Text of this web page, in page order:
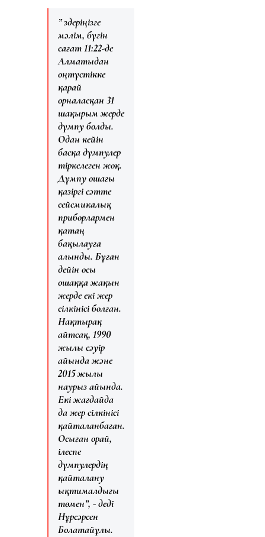
” Өздеріңізге
мәлім, бүгін
сағат 11:22-де
Алматыдан
оңтүстікке
қарай
орналасқан 31
шақырым жерде
дүмпу болды.
Одан кейін
басқа дүмпулер
тіркелеген жоқ.
Дүмпу ошағы
қазіргі сәтте
сейсмикалық
приборлармен
қатаң
бақылауға
алынды. Бұған
дейін осы
ошаққа жақын
жерде екі жер
сілкінісі болған.
Нақтырақ
айтсақ, 1990
жылы сәуір
айында және
2015 жылы
наурыз айында.
Екі жағдайда
да жер сілкінісі
қайталанбаған.
Осыған орай,
ілеспе
дүмпулердің
қайталану
ықтималдығы
төмен”, - деді
Нұрсәрсен
Болатайұлы.